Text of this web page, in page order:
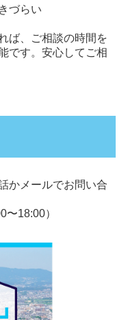
づらい
ば、ご相談の時間を
です。安心してご相
かメールでお問い合
18:00）